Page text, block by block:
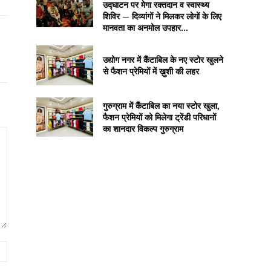
उद्घाटन पर मेगा रक्तदान व स्वास्थ्य
शिविर — दिव्यांगों ने मिलकर लोगों के लिए
मानवता का अनमोल उपहार...
उद्योग नगर में कैंटाबिल के नए स्टोर खुलने
से फैशन प्रेमियों में ख़ुशी की लहर
गुरुग्राम में कैंटाबिल का नया स्टोर खुला,
फैशन प्रेमियों को मिलेगा ट्रेंडी परिधानों
का शानदार विकल्प गुरुग्राम